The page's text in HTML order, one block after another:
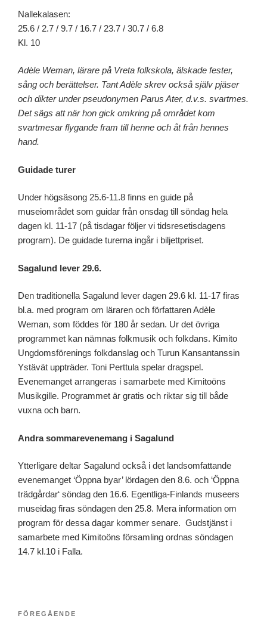
Nallekalasen:
25.6 / 2.7 / 9.7 / 16.7 / 23.7 / 30.7 / 6.8
Kl. 10
Adèle Weman, lärare på Vreta folkskola, älskade fester,
sång och berättelser. Tant Adèle skrev också själv pjäser
och dikter under pseudonymen Parus Ater, d.v.s. svartmes.
Det sägs att när hon gick omkring på området kom
svartmesar flygande fram till henne och åt från hennes
hand.
Guidade turer
Under högsäsong 25.6-11.8 finns en guide på
museiområdet som guidar från onsdag till söndag hela
dagen kl. 11-17 (på tisdagar följer vi tidsresetisdagens
program). De guidade turerna ingår i biljettpriset.
Sagalund lever 29.6.
Den traditionella Sagalund lever dagen 29.6 kl. 11-17 firas
bl.a. med program om läraren och författaren Adèle
Weman, som föddes för 180 år sedan. Ur det övriga
programmet kan nämnas folkmusik och folkdans. Kimito
Ungdomsförenings folkdanslag och Turun Kansantanssin
Ystävät uppträder. Toni Perttula spelar dragspel.
Evenemanget arrangeras i samarbete med Kimitoöns
Musikgille. Programmet är gratis och riktar sig till både
vuxna och barn.
Andra sommarevenemang i Sagalund
Ytterligare deltar Sagalund också i det landsomfattande
evenemanget ‘Öppna byar’ lördagen den 8.6. och ‘Öppna
trädgårdar‘ söndag den 16.6. Egentliga-Finlands museers
museidag firas söndagen den 25.8. Mera information om
program för dessa dagar kommer senare. Gudstjänst i
samarbete med Kimitoöns församling ordnas söndagen
14.7 kl.10 i Falla.
Inläggsnavigering
Föregående
FÖREGÅENDE